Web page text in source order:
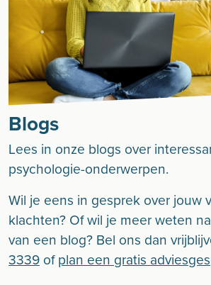
Blogs
Lees in onze blogs over
psychologie-onderwerpen.
Wil je eens in gesprek over jouw
klachten? Of wil je meer weten
van een blog? Bel ons dan
3339 ofplan een gratis